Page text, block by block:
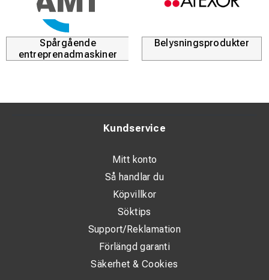
Spårgående
entreprenadmaskiner
Belysningsprodukter
Kundservice
Mitt konto
Så handlar du
Köpvillkor
Söktips
Support/Reklamation
Förlängd garanti
Säkerhet & Cookies